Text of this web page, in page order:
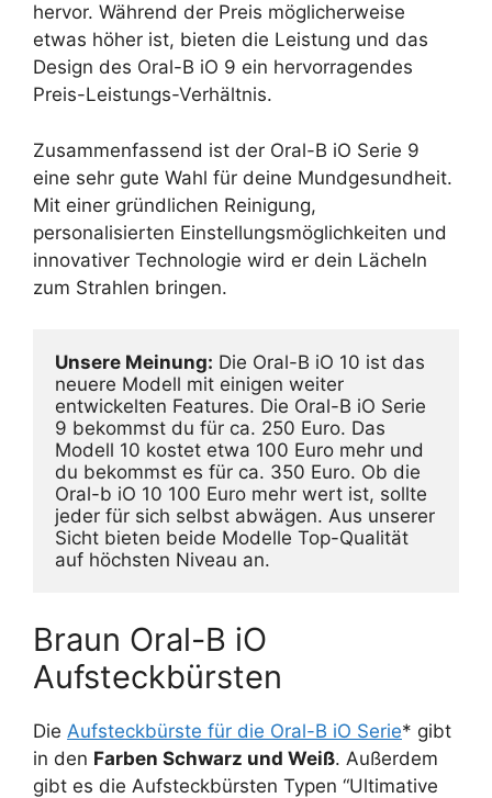
hervor. Während der Preis möglicherweise
etwas höher ist, bieten die Leistung und das
Design des Oral-B iO 9 ein hervorragendes
Preis-Leistungs-Verhältnis.
Zusammenfassend ist der Oral-B iO Serie 9
eine sehr gute Wahl für deine Mundgesundheit.
Mit einer gründlichen Reinigung,
personalisierten Einstellungsmöglichkeiten und
innovativer Technologie wird er dein Lächeln
zum Strahlen bringen.
Unsere Meinung: Die Oral-B iO 10 ist das
neuere Modell mit einigen weiter
entwickelten Features. Die Oral-B iO Serie
9 bekommst du für ca. 250 Euro. Das
Modell 10 kostet etwa 100 Euro mehr und
du bekommst es für ca. 350 Euro. Ob die
Oral-b iO 10 100 Euro mehr wert ist, sollte
jeder für sich selbst abwägen. Aus unserer
Sicht bieten beide Modelle Top-Qualität
auf höchsten Niveau an.
Braun Oral-B iO
Aufsteckbürsten
Die Aufsteckbürste für die Oral-B iO Serie* gibt
in den Farben Schwarz und Weiß. Außerdem
gibt es die Aufsteckbürsten Typen “Ultimative